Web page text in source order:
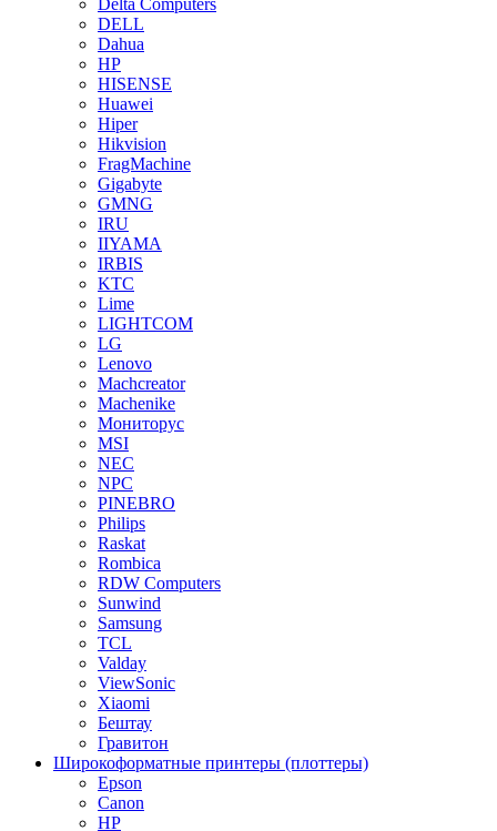
Delta Computers
DELL
Dahua
HP
HISENSE
Huawei
Hiper
Hikvision
FragMachine
Gigabyte
GMNG
IRU
IIYAMA
IRBIS
KTC
Lime
LIGHTCOM
LG
Lenovo
Machcreator
Machenike
Мониторус
MSI
NEC
NPC
PINEBRO
Philips
Raskat
Rombica
RDW Computers
Sunwind
Samsung
TCL
Valday
ViewSonic
Xiaomi
Бештау
Гравитон
Широкоформатные принтеры (плоттеры)
Epson
Canon
HP